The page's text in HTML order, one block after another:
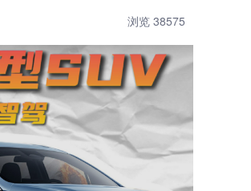
浏览 38575